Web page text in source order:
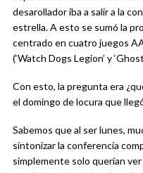
desarollador iba a salir a la
estrella. A esto se sumó la
centrado en cuatro juegos
(‘Watch Dogs Legion’ y
Con esto, la pregunta era
el domingo de locura que
Sabemos que al ser lunes,
sintonizar la conferencia
simplemente solo querían